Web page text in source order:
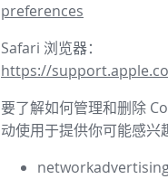
preferences
Safari 浏览器：
https://
要了解如何管理和删除
动使用于提供你可能感兴